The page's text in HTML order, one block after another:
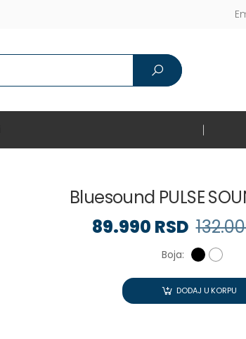
Bluesound PULSE
89.990 RSD
Boja:
DODAJ U KORPU